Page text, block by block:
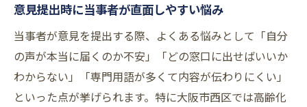
意見提出時に当事者が直面しやすい悩み
当事者が意見を提出する際、よくある悩みとして「自分
の声が本当に届くのか不安」「どの窓口に出せばいいか
わからない」「専門用語が多くて内容が伝わりにくい」
といった点が挙げられます。特に大阪市西区では高齢化